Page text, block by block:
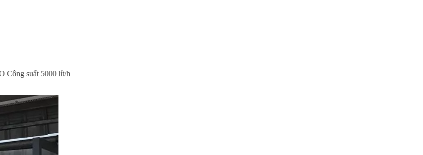
Công suất 5000 lít/h